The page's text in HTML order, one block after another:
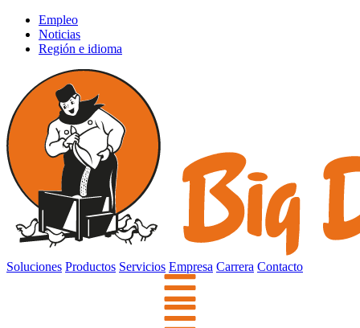
Empleo
Noticias
Región e idioma
Soluciones Productos Servicios Empresa Carrera Contacto